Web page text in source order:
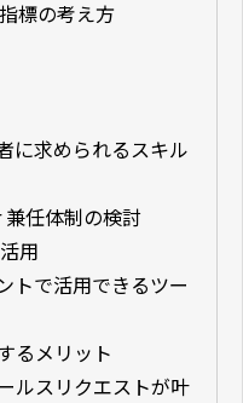
標の考え方
に求められるスキル
任体制の検討
用
トで活用できるツー
るメリット
ルスリクエストが叶